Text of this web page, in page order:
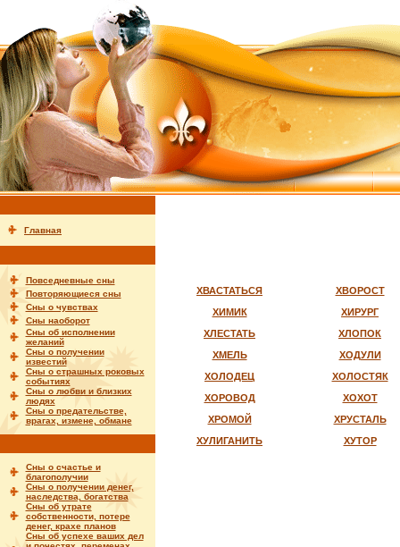
Главная
Повседневные сны
Повторяющиеся сны
Сны о чувствах
Сны наоборот
Сны об исполнении
желаний
Сны о получении
известий
Сны о страшных роковых
событиях
Сны о любви и близких
людях
Сны о предательстве,
врагах, измене, обмане
Сны о счастье и
благополучии
Сны о получении денег,
наследства, богатства
Сны об утрате
собственности, потере
денег, крахе планов
Сны об успехе ваших дел
ХВАСТАТЬСЯ
ХВОРОСТ
ХИМИК
ХИРУРГ
ХЛЕСТАТЬ
ХЛОПОК
ХМЕЛЬ
ХОДУЛИ
ХОЛОДЕЦ
ХОЛОСТЯК
ХОРОВОД
ХОХОТ
ХРОМОЙ
ХРУСТАЛЬ
ХУЛИГАНИТЬ
ХУТОР